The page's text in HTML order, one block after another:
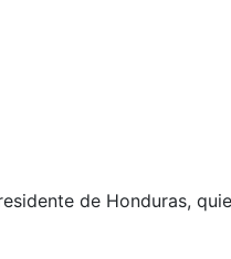
de Honduras,